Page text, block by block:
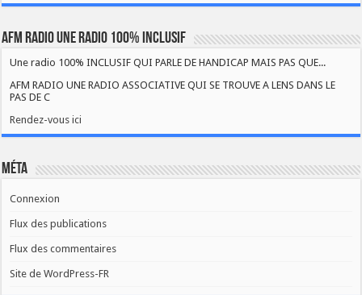
AFM RADIO UNE RADIO 100% INCLUSIF
Une radio 100% INCLUSIF QUI PARLE DE HANDICAP MAIS PAS QUE...
AFM RADIO UNE RADIO ASSOCIATIVE QUI SE TROUVE A LENS DANS LE
PAS DE C
Rendez-vous ici
Méta
Connexion
Flux des publications
Flux des commentaires
Site de WordPress-FR